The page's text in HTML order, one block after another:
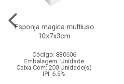
Esponja magica multiuso
10x7x3cm
Código: 830606
Embalagem: Unidade
Caixa Com: 200 Unidade(s)
IPI: 6.5%